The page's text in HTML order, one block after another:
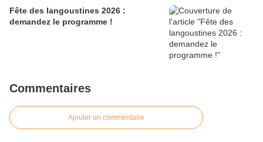
Fête des langoustines 2026 :
demandez le programme !
Commentaires
Ajouter un commentaire